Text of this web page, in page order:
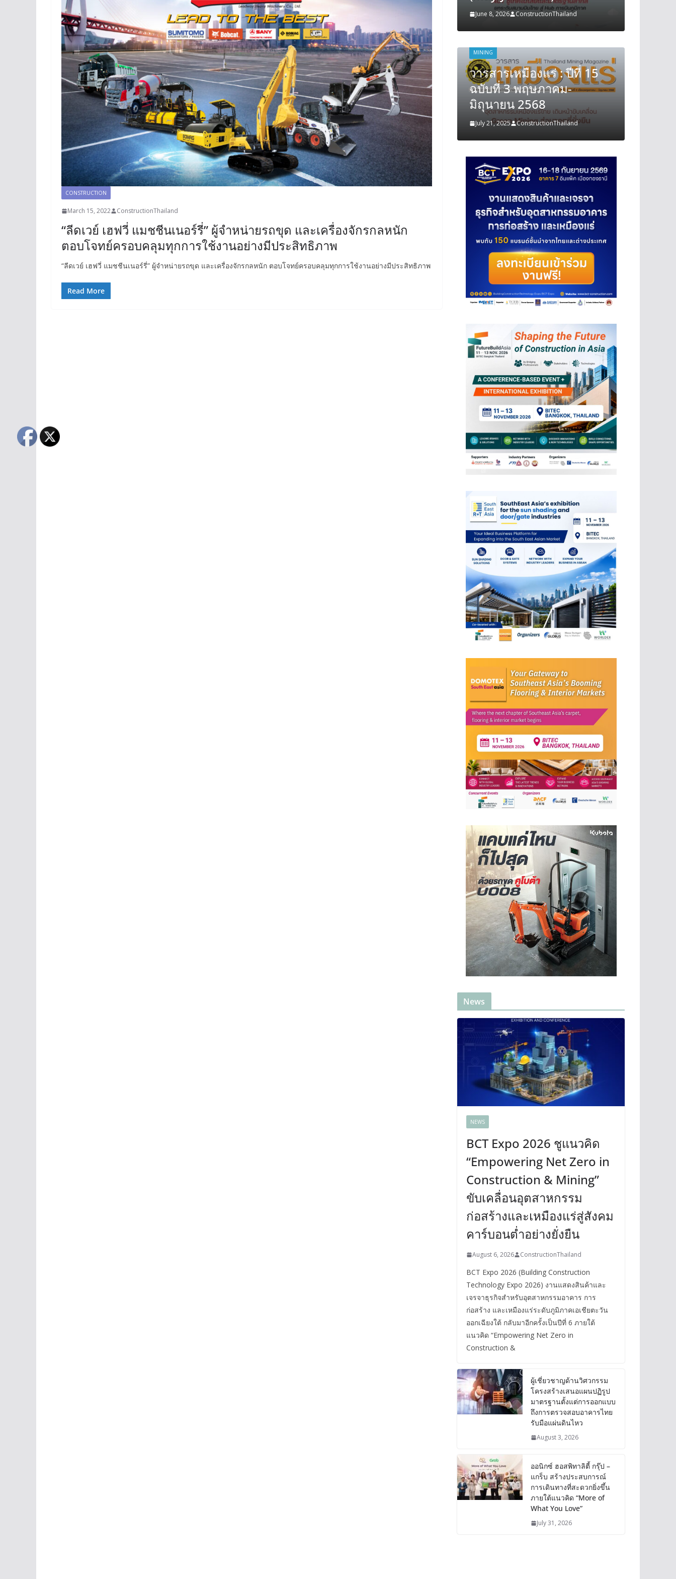
CONSTRUCTION
March 15, 2022 ConstructionThailand
“ลีดเวย์ เฮฟวี่ แมชชีนเนอร์รี่” ผู้จำหน่ายรถขุด และเครื่องจักรกลหนัก
ตอบโจทย์ครอบคลุมทุกการใช้งานอย่างมีประสิทธิภาพ
“ลีดเวย์ เฮฟวี่ แมชชีนเนอร์รี่” ผู้จำหน่ายรถขุด และเครื่องจักรกลหนัก ตอบโจทย์ครอบคลุมทุกการใช้งานอย่างมีประสิทธิภาพ
Read More
June 8, 2026 June 8, 2026 ConstructionThailand
MINING
วารสารเหมืองแร่ : ปีที่ 15
ฉบับที่ 3 พฤษภาคม-
มิถุนายน 2568
July 21, 2025 ConstructionThailand
MINING
วารสารเหมืองแร่ : ปีที่ 15
ฉบับที่ 3 พฤษภาคม-
มิถุนายน 2568
July 21, 2025 ConstructionThailand
News
NEWS
BCT Expo 2026 ชูแนวคิด
“Empowering Net Zero in
Construction & Mining”
ขับเคลื่อนอุตสาหกรรม
ก่อสร้างและเหมืองแร่สู่สังคม
คาร์บอนต่ำอย่างยั่งยืน
August 6, 2026 ConstructionThailand
BCT Expo 2026 (Building Construction
Technology Expo 2026) งานแสดงสินค้าและ
เจรจาธุรกิจสำหรับอุตสาหกรรมอาคาร การ
ก่อสร้าง และเหมืองแร่ระดับภูมิภาคเอเชียตะวัน
ออกเฉียงใต้ กลับมาอีกครั้งเป็นปีที่ 6 ภายใต้
แนวคิด “Empowering Net Zero in
Construction &
ผู้เชี่ยวชาญด้านวิศวกรรม
โครงสร้างเสนอแผนปฏิรูป
มาตรฐานตั้งแต่การออกแบบ
ถึงการตรวจสอบอาคารไทย
รับมือแผ่นดินไหว
August 3, 2026
ออนิกซ์ ฮอสพิทาลิตี้ กรุ๊ป –
แกร็บ สร้างประสบการณ์
การเดินทางที่สะดวกยิ่งขึ้น
ภายใต้แนวคิด “More of
What You Love”
July 31, 2026